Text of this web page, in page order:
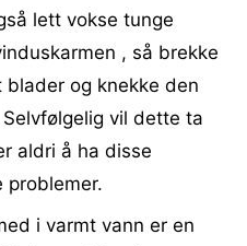
lett vokse tunge
, så brekke
og knekke den
vil dette ta
aldri å ha disse
problemer.
i varmt vann er en